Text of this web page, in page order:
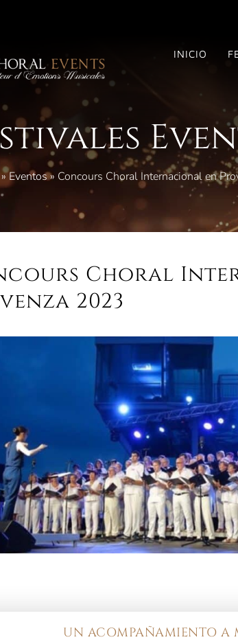
INICIO
»Eventos» Concours Choral Internacional en
Choral
2023
UN ACOMPAÑAMIENTO A